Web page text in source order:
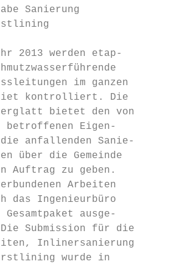
Sanierung
2013 werden etap-
im ganzen
kontrolliert. Die
bietet den von
betroffenen Eigen-
anfallenden Sanie-
über die Gemeinde
Auftrag zu geben.
Arbeiten
das Ingenieurbüro
Gesamtpaket ausge-
Submission für die   5.
Inlinersanierung
wurde in